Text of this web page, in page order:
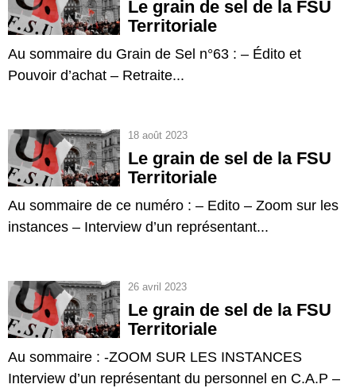
Le grain de sel de la FSU
Territoriale
Au sommaire du Grain de Sel n°63 : – Édito et
Pouvoir d’achat – Retraite...
18 août 2023
Le grain de sel de la FSU
Territoriale
Au sommaire de ce numéro : – Edito – Zoom sur les
instances – Interview d’un représentant...
26 avril 2023
Le grain de sel de la FSU
Territoriale
Au sommaire : -ZOOM SUR LES INSTANCES
Interview d’un représentant du personnel en C.A.P –